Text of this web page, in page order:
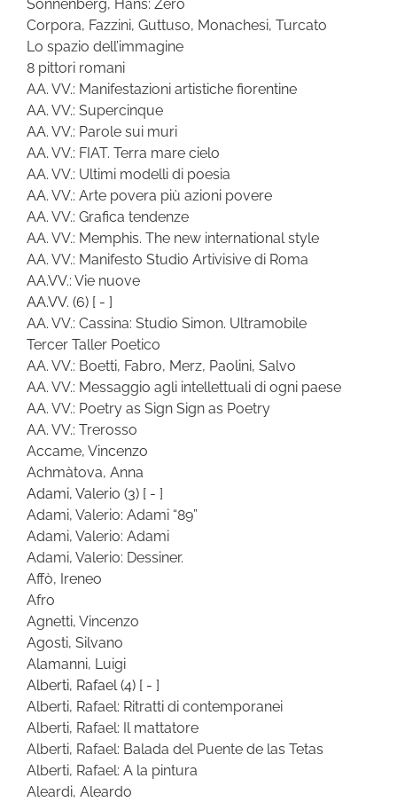
Sonnenberg, Hans: Zero
Corpora, Fazzini, Guttuso, Monachesi, Turcato
Lo spazio dell’immagine
8 pittori romani
AA. VV.: Manifestazioni artistiche fiorentine
AA. VV.: Supercinque
AA. VV.: Parole sui muri
AA. VV.: FIAT. Terra mare cielo
AA. VV.: Ultimi modelli di poesia
AA. VV.: Arte povera più azioni povere
AA. VV.: Grafica tendenze
AA. VV.: Memphis. The new international style
AA. VV.: Manifesto Studio Artivisive di Roma
AA.VV.: Vie nuove
AA.VV. (6) [ - ]
AA. VV.: Cassina: Studio Simon. Ultramobile
Tercer Taller Poetico
AA. VV.: Boetti, Fabro, Merz, Paolini, Salvo
AA. VV.: Messaggio agli intellettuali di ogni paese
AA. VV.: Poetry as Sign Sign as Poetry
AA. VV.: Trerosso
Accame, Vincenzo
Achmàtova, Anna
Adami, Valerio (3) [ - ]
Adami, Valerio: Adami “89”
Adami, Valerio: Adami
Adami, Valerio: Dessiner.
Affò, Ireneo
Afro
Agnetti, Vincenzo
Agosti, Silvano
Alamanni, Luigi
Alberti, Rafael(4) [ - ]
Alberti, Rafael: Ritratti di contemporanei
Alberti, Rafael: Il mattatore
Alberti, Rafael: Balada del Puente de las Tetas
Alberti, Rafael: A la pintura
Aleardi, Aleardo